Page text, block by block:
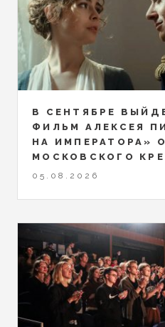
В СЕНТЯБРЕ
ФИЛЬМ АЛЕКСЕЯ
НА ИМПЕРАТОРА»
МОСКОВСКОГО
05.08.2026